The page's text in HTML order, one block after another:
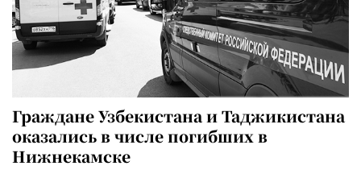
Граждане Узбекистана и Таджикистана
оказались в числе погибших в
Нижнекамске